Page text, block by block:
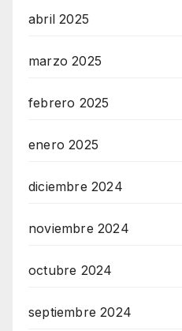
abril 2025
marzo 2025
febrero 2025
enero 2025
diciembre 2024
noviembre 2024
octubre 2024
septiembre 2024